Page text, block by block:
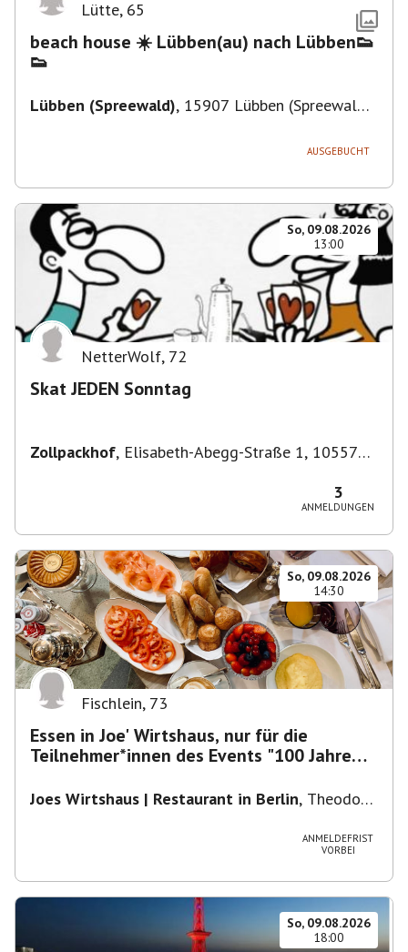
Lütte, 65
beach house ☀️ Lübben(au) nach Lübben👟
👟
Lübben (Spreewald), 15907 Lübben (Spreewald),
AUSGEBUCHT
So, 09.08.2026
13:00
NetterWolf, 72
Skat JEDEN Sonntag
Zollpackhof, Elisabeth-Abegg-Straße 1, 10557
3
ANMELDUNGEN
So, 09.08.2026
14:30
Fischlein, 73
Essen in Joe' Wirtshaus, nur für die
Teilnehmer*innen des Events "100 Jahre
Joes Wirtshaus | Restaurant in Berlin, Theodor-
ANMELDEFRIST
VORBEI
So, 09.08.2026
18:00